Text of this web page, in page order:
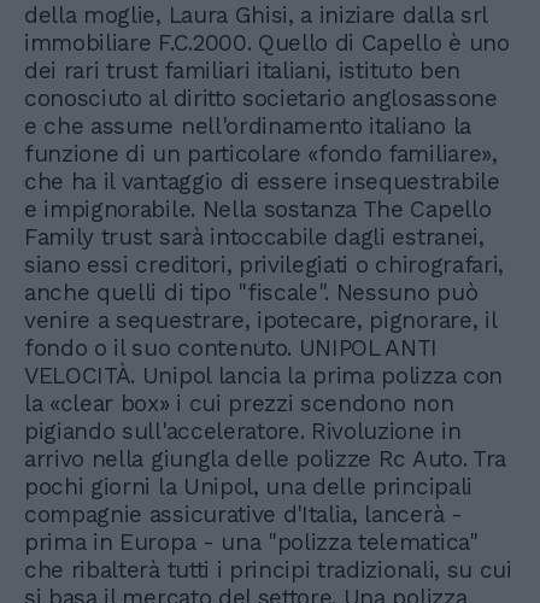
della moglie, Laura Ghisi, a iniziare dalla srl
immobiliare F.C.2000. Quello di Capello è uno
dei rari trust familiari italiani, istituto ben
conosciuto al diritto societario anglosassone
e che assume nell'ordinamento italiano la
funzione di un particolare «fondo familiare»,
che ha il vantaggio di essere insequestrabile
e impignorabile. Nella sostanza The Capello
Family trust sarà intoccabile dagli estranei,
siano essi creditori, privilegiati o chirografari,
anche quelli di tipo "fiscale". Nessuno può
venire a sequestrare, ipotecare, pignorare, il
fondo o il suo contenuto. UNIPOL ANTI
VELOCITÀ. Unipol lancia la prima polizza con
la «clear box» i cui prezzi scendono non
pigiando sull'acceleratore. Rivoluzione in
arrivo nella giungla delle polizze Rc Auto. Tra
pochi giorni la Unipol, una delle principali
compagnie assicurative d'Italia, lancerà -
prima in Europa - una "polizza telematica"
che ribalterà tutti i principi tradizionali, su cui